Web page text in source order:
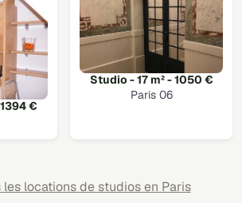
€
Studio - 17 m² - 1050 €
Paris 06
locations de studios en Paris